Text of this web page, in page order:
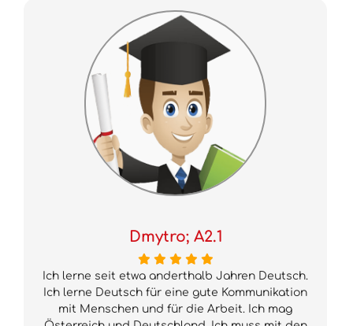
Dmytro; A2.1
Ich lerne seit etwa anderthalb Jahren Deutsch.
Ich lerne Deutsch für eine gute Kommunikation
mit Menschen und für die Arbeit. Ich mag